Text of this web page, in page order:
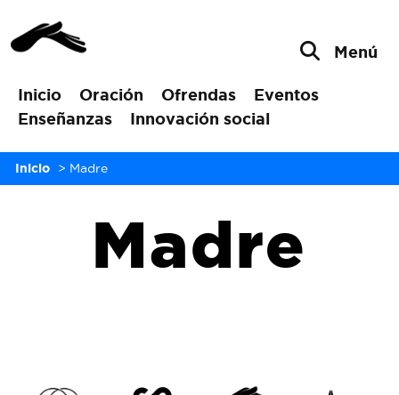
Inicio Oración Ofrendas
Eventos
Enseñanzas
Innovación social
Menú
Inicio > Madre
Madre